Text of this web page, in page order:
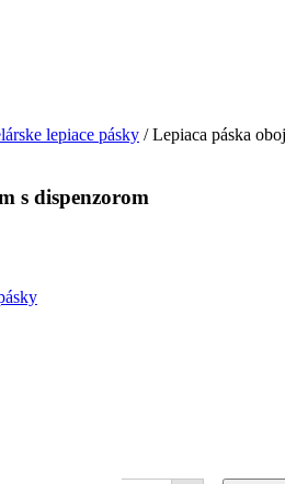
lepiace pásky / Lepiaca páska
s dispenzorom